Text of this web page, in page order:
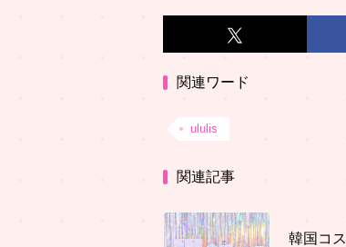
関連ワード
ululis
関連記事
韓国コ